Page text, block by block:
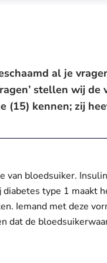
al je
stellen wij de
(15) kennen; zij
van bloedsuiker.
type 1 maakt
Iemand met deze
dat de